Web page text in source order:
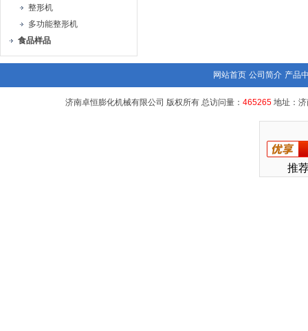
整形机
多功能整形机
食品样品
网站首页 公司简介 产品
济南卓恒膨化机械有限公司 版权所有 总访问量： 465265地址：济
推